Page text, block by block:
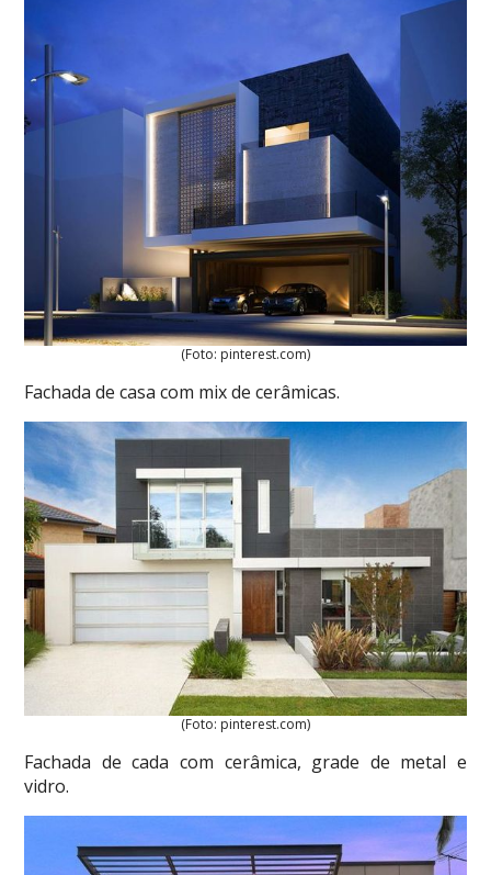
(Foto: pinterest.com)
Fachada de casa com mix de cerâmicas.
(Foto: pinterest.com)
Fachada de cada com cerâmica, grade de metal e
vidro.